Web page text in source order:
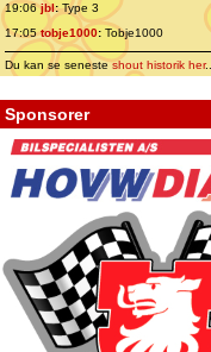
19:06jbl:Type 3
17:05tobje1000: Tobje1000
Du kan se senesteshout historik her...
Sponsorer